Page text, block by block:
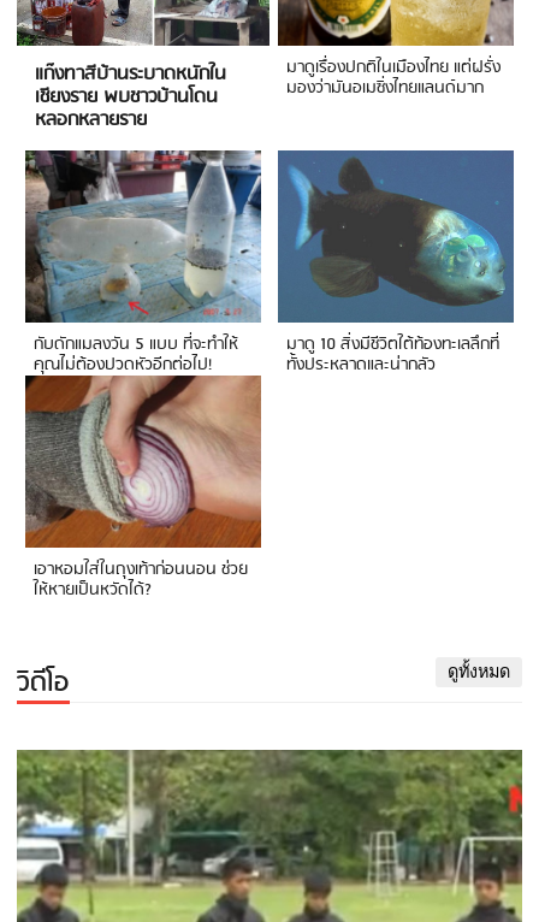
แก๊งทาสีบ้านระบาดหนักใน
เชียงราย พบชาวบ้านโดน
หลอกหลายราย
มาดูเรื่องปกติในเมืองไทย แต่ฝรั่ง
มองว่ามันอเมซิ่งไทยแลนด์มาก
กับดักแมลงวัน 5 แบบ ที่จะทำให้
คุณไม่ต้องปวดหัวอีกต่อไป!
มาดู 10 สิ่งมีชีวิตใต้ท้องทะเลลึกที่
ทั้งประหลาดและน่ากลัว
เอาหอมใส่ในถุงเท้าก่อนนอน ช่วย
ให้หายเป็นหวัดได้?
วิดีโอ ดูทั้งหมด